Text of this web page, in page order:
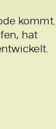
kommt.
hat